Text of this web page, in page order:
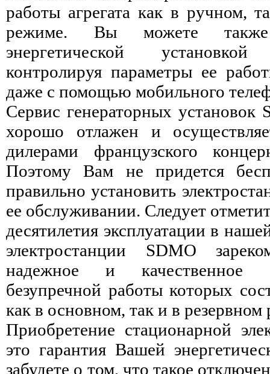
работы агрегата как в ручном,
режиме. Вы можете также
энергетической
контролируя параметры ее
даже с помощью мобильного
Сервис генераторных
хорошо отлажен и
дилерами французского
Поэтому Вам не придется
правильно установить
ее обслуживании. Следует
десятилетия эксплуатации в
электростанции SDMO
надежное и качественное
безупречной работы которых
как в основном, так и в
Приобретение стационарной
это гарантия Вашей
забудете о том, что такое